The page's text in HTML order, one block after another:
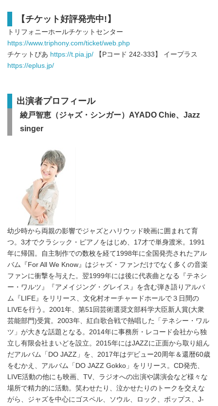
【チケット好評発売中!】
トリフォニーホールチケットセンター
https://www.triphony.com/ticket/web.php
チケットぴあ https://t.pia.jp/ 【Pコード 242-333】 イープラス
https://eplus.jp/
出演者プロフィール
綾戸智恵（ジャズ・シンガー）AYADO Chie、Jazz
singer
幼少時から両親の影響でジャズとハリウッド映画に囲まれて育
つ。3才でクラシック・ピアノをはじめ、17才で単身渡米。1991
年に帰国。自主制作での数枚を経て1998年に全国発売されたアル
バム『For All We Know』はジャズ・ファンだけでなく多くの音楽
ファンに衝撃を与えた。翌1999年には後に代表曲となる『テネシ
ー・ワルツ』『アメイジング・グレイス』を含む弾き語りアルバ
ム『LIFE』をリリース、文化村オーチャードホールで３日間の
LIVEを行う。2001年、第51回芸術選奨文部科学大臣新人賞(大衆
芸能部門)受賞。2003年、紅白歌合戦で熱唱した「テネシー・ワル
ツ」が大きな話題となる。2014年に事務所・レコード会社から独
立し有限会社まいどを設立。2015年にはJAZZに正面から取り組ん
だアルバム「DO JAZZ」を、2017年はデビュー20周年＆還暦60歳
をむかえ、アルバム「DO JAZZ Gokko」をリリース。CD発売、
LIVE活動の他にも映画、TV、ラジオへの出演や講演会など様々な
場所で精力的に活動。笑わせたり、泣かせたりのトークを交えな
がら、ジャズを中心にゴスペル、ソウル、ロック、ポップス、J-